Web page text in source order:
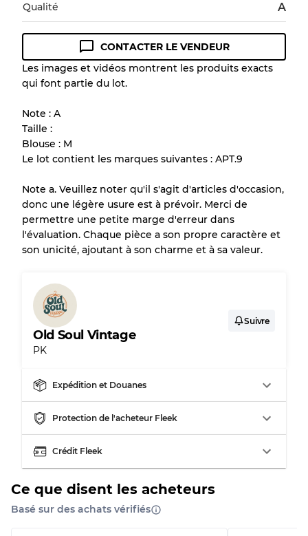
Qualité A
CONTACTER LE VENDEUR
Les images et vidéos montrent les produits exacts
qui font partie du lot.
Note : A
Taille :
Blouse : M
Le lot contient les marques suivantes : APT.9
Note a. Veuillez noter qu'il s'agit d'articles d'occasion,
donc une légère usure est à prévoir. Merci de
permettre une petite marge d'erreur dans
l'évaluation. Chaque pièce a son propre caractère et
son unicité, ajoutant à son charme et à sa valeur.
Old Soul Vintage
PK
Suivre
Expédition et Douanes
Protection de l'acheteur Fleek
Crédit Fleek
Ce que disent les acheteurs
Basé sur des achats vérifiés